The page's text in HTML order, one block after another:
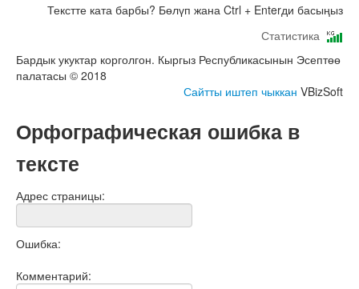
Текстте ката барбы? Бөлүп жана Ctrl + Enterди басыңыз
Статистика
Бардык укуктар корголгон. Кыргыз Республикасынын Эсептөө
палатасы © 2018
Сайтты иштеп чыккан VBizSoft
Орфографическая ошибка в
тексте
Адрес страницы:
Ошибка:
Комментарий: